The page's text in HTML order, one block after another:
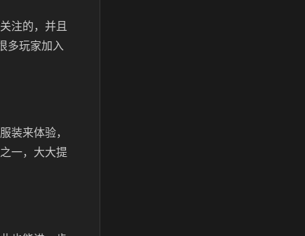
注的，并且
多玩家加入
装来体验，
一，大大提